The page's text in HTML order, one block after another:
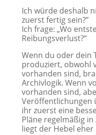
Ich würde deshalb
zuerst fertig sein?”
Ich frage: „Wo
Reibungsverlust?“
Wenn du oder dein
produziert, obwohl
vorhanden sind,
Archivlogik. Wenn
vorhanden sind,
Veröffentlichungen
ihr zuerst eine
Pläne regelmäßig
liegt der Hebel